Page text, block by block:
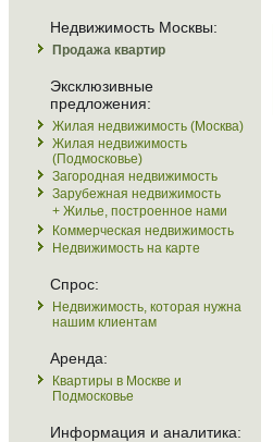
Недвижимость Москвы:
Продажа квартир
Эксклюзивные
предложения:
Жилая недвижимость (Москва)
Жилая недвижимость
(Подмосковье)
Загородная недвижимость
Зарубежная недвижимость
+ Жилье, построенное нами
Коммерческая недвижимость
Недвижимость на карте
Спрос:
Недвижимость, которая нужна
нашим клиентам
Аренда:
Квартиры в Москве и
Подмосковье
Информация и аналитика: